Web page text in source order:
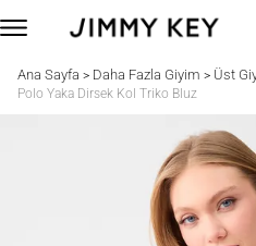
Ana Sayfa > Daha Fazla Giyim > Üst
Polo Yaka Dirsek Kol Triko Bluz